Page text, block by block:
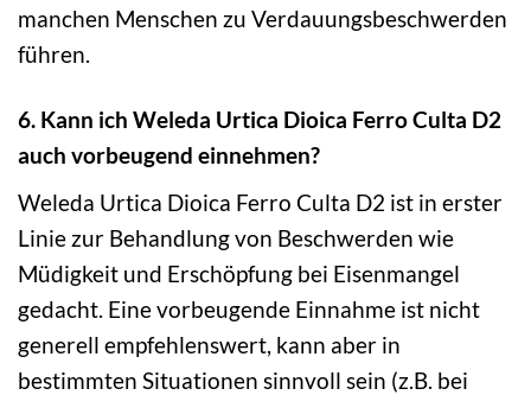
manchen Menschen zu Verdauungsbeschwerden
führen.
6. Kann ich Weleda Urtica Dioica Ferro Culta D2
auch vorbeugend einnehmen?
Weleda Urtica Dioica Ferro Culta D2 ist in erster
Linie zur Behandlung von Beschwerden wie
Müdigkeit und Erschöpfung bei Eisenmangel
gedacht. Eine vorbeugende Einnahme ist nicht
generell empfehlenswert, kann aber in
bestimmten Situationen sinnvoll sein (z.B. bei